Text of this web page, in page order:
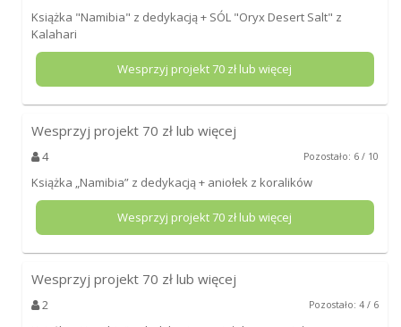
Książka "Namibia" z dedykacją + SÓL "Oryx Desert Salt" z
Kalahari
Wesprzyj projekt70 zł lub więcej
Wesprzyj projekt 70 zł lub więcej
4 Pozostało: 6 / 10
Książka „Namibia” z dedykacją + aniołek z koralików
Wesprzyj projekt70 zł lub więcej
Wesprzyj projekt 70 zł lub więcej
2 Pozostało: 4 / 6